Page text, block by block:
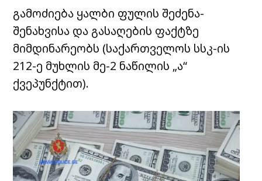
გამოძიება ყალბი ფულის შეძენა-
შენახვისა და გასაღების ფაქტზე
მიმდინარეობს (საქართველოს სსკ-ის
212-ე მუხლის მე-2 ნაწილის „ა“
ქვეპუნქტით).